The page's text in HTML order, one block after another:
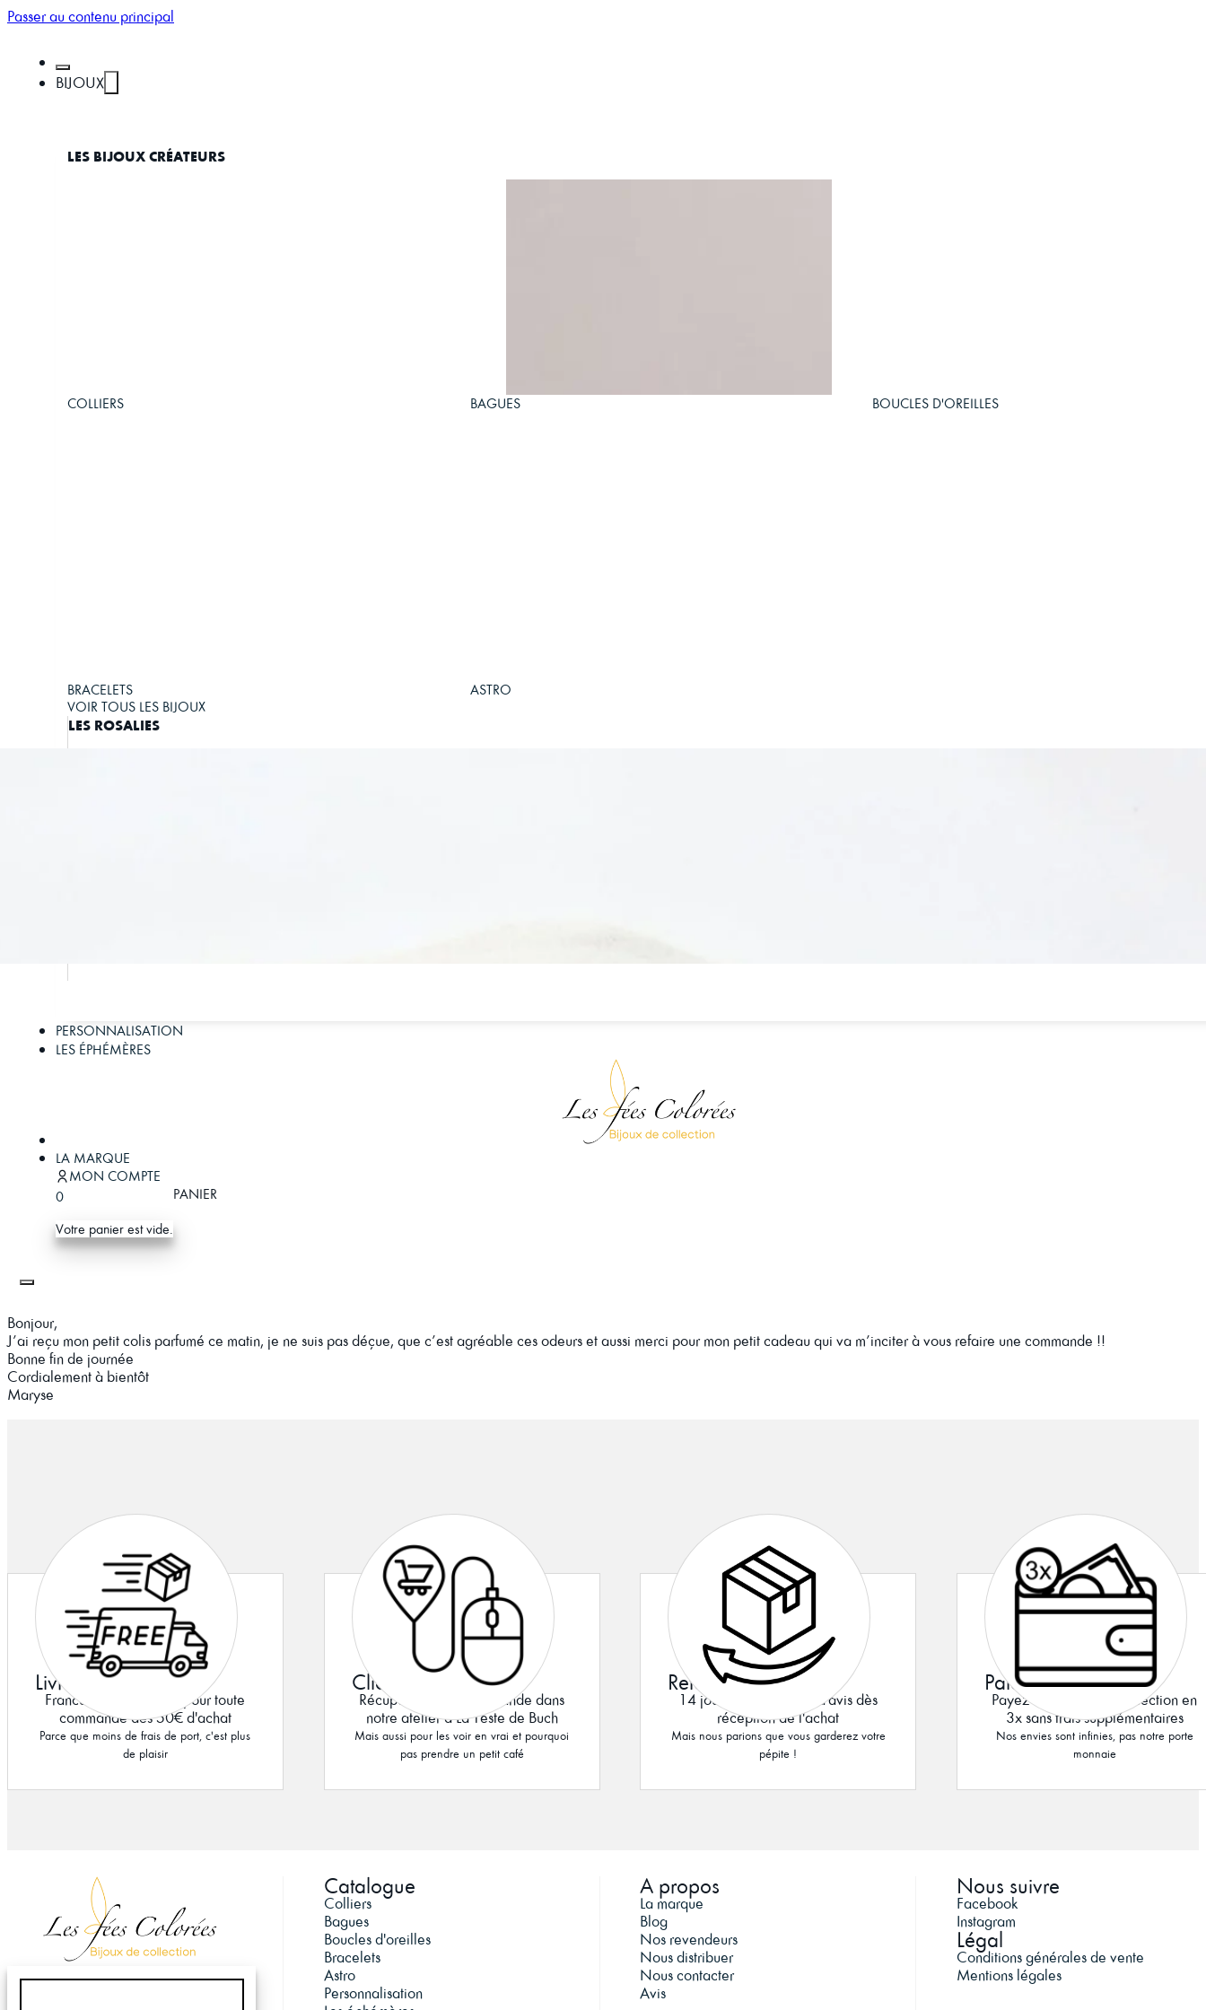
Passer au contenu principal
BIJOUX
LES BIJOUX CRÉATEURS
COLLIERS BAGUES BOUCLES D'OREILLES
BRACELETS
ASTRO
VOIR TOUS LES BIJOUX
LES ROSALIES
PERSONNALISATION
LES ÉPHÉMÈRES
LA MARQUE
MON COMPTE
0
Votre panier est vide.
PANIER
Bonjour,
J’ai reçu mon petit colis parfumé ce matin, je ne suis pas déçue, que c’est agréable ces odeurs et aussi merci pour mon petit cadeau qui va m’inciter à vous refaire une commande !!
Bonne fin de journée
Cordialement à bientôt
Maryse
Livraison offerte
France métropolitaine pour toute
commande dès 50€ d'achat
Parce que moins de frais de port, c'est plus
de plaisir
Click & Collect
Récupérez votre commande dans
notre atelier à La Teste de Buch
Mais aussi pour les voir en vrai et pourquoi
pas prendre un petit café
Retours
14 jours pour changer d'avis dès
réception de l'achat
Mais nous parions que vous garderez votre
pépite !
Paiement en 3x
Payez vos bijoux de collection en
3x sans frais supplémentaires
Nos envies sont infinies, pas notre porte
monnaie
Catalogue
Colliers
Bagues
Boucles d'oreilles
Bracelets
Astro
Personnalisation
A propos
La marque
Blog
Nos revendeurs
Nous distribuer
Nous contacter
Avis
Nous suivre
Facebook
Instagram
Légal
Conditions générales de vente
Mentions légales